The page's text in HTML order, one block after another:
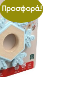
Προσφορά!